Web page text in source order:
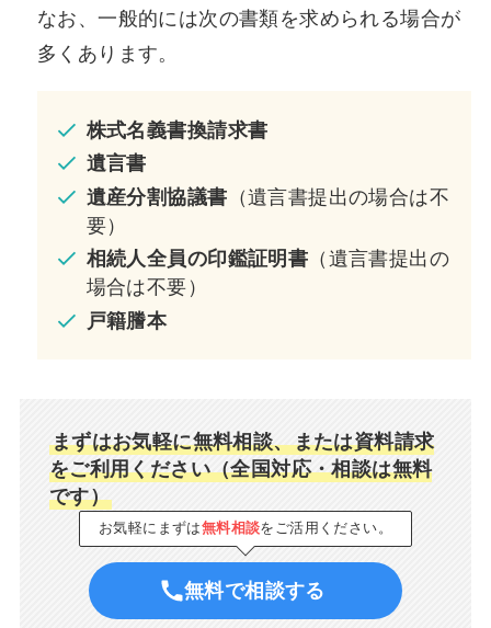
なお、一般的には次の書類を求められる場合が
多くあります。
株式名義書換請求書
遺言書
遺産分割協議書 （遺言書提出の場合は不
要）
相続人全員の印鑑証明書 （遺言書提出の
場合は不要）
戸籍謄本
まずはお気軽に無料相談、または資料請求
をご利用ください（全国対応・相談は無料
です）
お気軽にまずは無料相談をご活用ください。
無料で相談する